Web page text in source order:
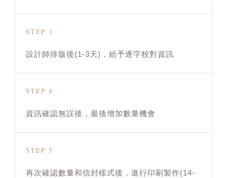
STEP 3
設計師排版後(1-3天)，給予逐字校對資訊
STEP 4
資訊確認無誤後，最後增加數量機會
STEP 5
再次確認數量和信封樣式後，進行印刷製作(14-